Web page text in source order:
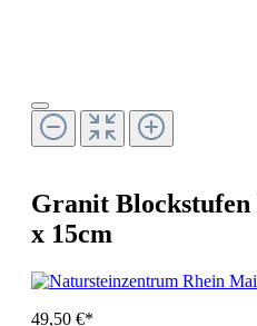
Granit Blockstufen
x 15cm
49,50 €*